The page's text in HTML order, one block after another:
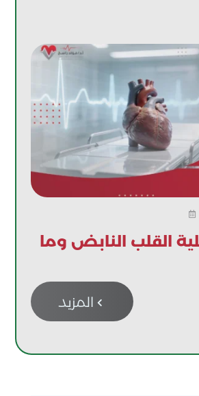

القلب النابض وما
المزيد 